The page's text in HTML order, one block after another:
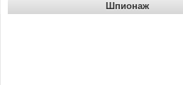
Шпионаж